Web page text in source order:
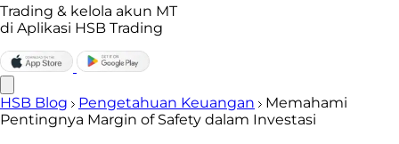
Trading & kelola akun MT
di Aplikasi HSB Trading
HSB Blog Pengetahuan Keuangan
Memahami
Pentingnya Margin of Safety dalam Investasi